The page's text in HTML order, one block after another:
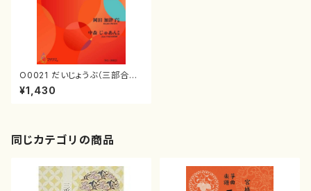
O0021 だいじょうぶ（三部合唱/
岡田加津子/楽譜）
¥1,430
同じカテゴリの商品